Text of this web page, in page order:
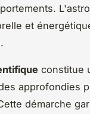
et
constitue
approfondies
démarche